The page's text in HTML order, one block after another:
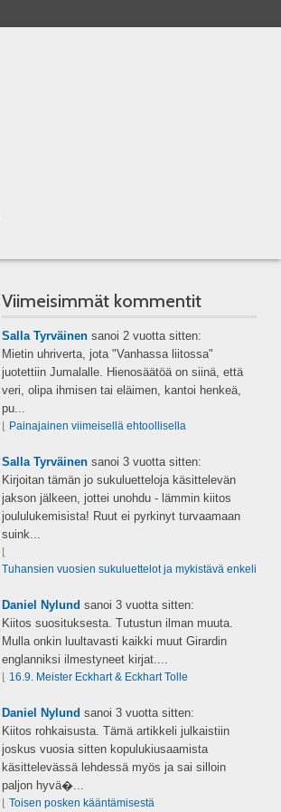
Viimeisimmät kommentit
Salla Tyrväinensanoi 2 vuotta sitten:
Mietin uhriverta, jota "Vanhassa liitossa"
juotettiin Jumalalle. Hienosäätöä on siinä, että
veri, olipa ihmisen tai eläimen, kantoi henkeä,
pu...
Painajainen viimeisellä ehtoollisella
Salla Tyrväinensanoi 3 vuotta sitten:
Kirjoitan tämän jo sukuluetteloja käsittelevän
jakson jälkeen, jottei unohdu - lämmin kiitos
joululukemisista! Ruut ei pyrkinyt turvaamaan
suink...
Tuhansien vuosien sukuluettelot ja mykistävä enkeli
Daniel Nylund sanoi 3 vuotta sitten:
Kiitos suosituksesta. Tutustun ilman muuta.
Mulla onkin luultavasti kaikki muut Girardin
englanniksi ilmestyneet kirjat....
16.9. Meister Eckhart & Eckhart Tolle
Daniel Nylund sanoi 3 vuotta sitten:
Kiitos rohkaisusta. Tämä artikkeli julkaistiin
joskus vuosia sitten kopulukiusaamista
käsittelevässä lehdessä myös ja sai silloin
paljon hyvä�...
Toisen posken kääntämisestä